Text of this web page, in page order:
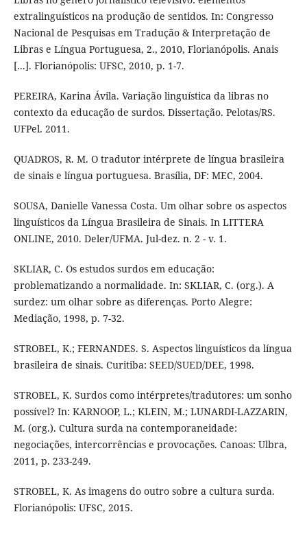
extralinguísticos na produção de sentidos. In: Congresso
Nacional de Pesquisas em Tradução & Interpretação de
Libras e Língua Portuguesa, 2., 2010, Florianópolis. Anais
[...]. Florianópolis: UFSC, 2010, p. 1-7.
PEREIRA, Karina Ávila. Variação linguística da libras no
contexto da educação de surdos. Dissertação. Pelotas/RS.
UFPel. 2011.
QUADROS, R. M. O tradutor intérprete de língua brasileira
de sinais e língua portuguesa. Brasília, DF: MEC, 2004.
SOUSA, Danielle Vanessa Costa. Um olhar sobre os aspectos
linguísticos da Língua Brasileira de Sinais. In LITTERA
ONLINE, 2010. Deler/UFMA. Jul-dez. n. 2 - v. 1.
SKLIAR, C. Os estudos surdos em educação:
problematizando a normalidade. In: SKLIAR, C. (org.). A
surdez: um olhar sobre as diferenças. Porto Alegre:
Mediação, 1998, p. 7-32.
STROBEL, K.; FERNANDES. S. Aspectos linguísticos da língua
brasileira de sinais. Curitiba: SEED/SUED/DEE, 1998.
STROBEL, K. Surdos como intérpretes/tradutores: um sonho
possível? In: KARNOOP, L.; KLEIN, M.; LUNARDI-LAZZARIN,
M. (org.). Cultura surda na contemporaneidade:
negociações, intercorrências e provocações. Canoas: Ulbra,
2011, p. 233-249.
STROBEL, K. As imagens do outro sobre a cultura surda.
Florianópolis: UFSC, 2015.